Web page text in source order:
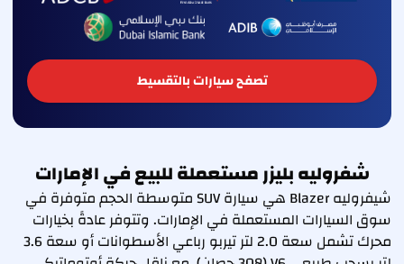
تصفح سيارات بالتقسيط
شفروليه بليزر مستعملة للبيع في الإمارات
شيفروليه Blazer هي سيارة SUV متوسطة الحجم متوفرة في
سوق السيارات المستعملة في الإمارات. وتتوفر عادةً بخيارات
محرك تشمل سعة 2.0 لتر تيربو رباعي الأسطوانات أو سعة 3.6